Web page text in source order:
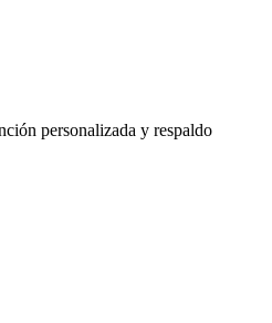
personalizada y respaldo